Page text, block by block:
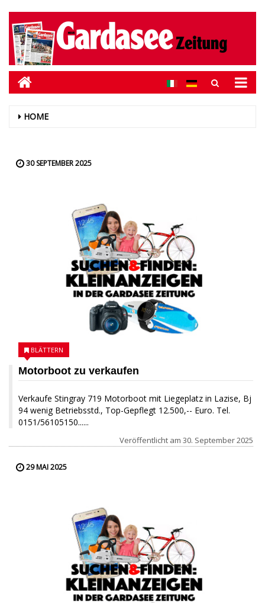
HOME
30 SEPTEMBER 2025
Motorboot zu verkaufen
Verkaufe Stingray 719 Motorboot mit Liegeplatz in Lazise, Bj
94 wenig Betriebsstd., Top-Gepflegt 12.500,-- Euro. Tel.
0151/56105150......
BLÄTTERN
Veröffentlicht am 30. September 2025
29 MAI 2025